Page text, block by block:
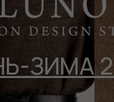
26/27